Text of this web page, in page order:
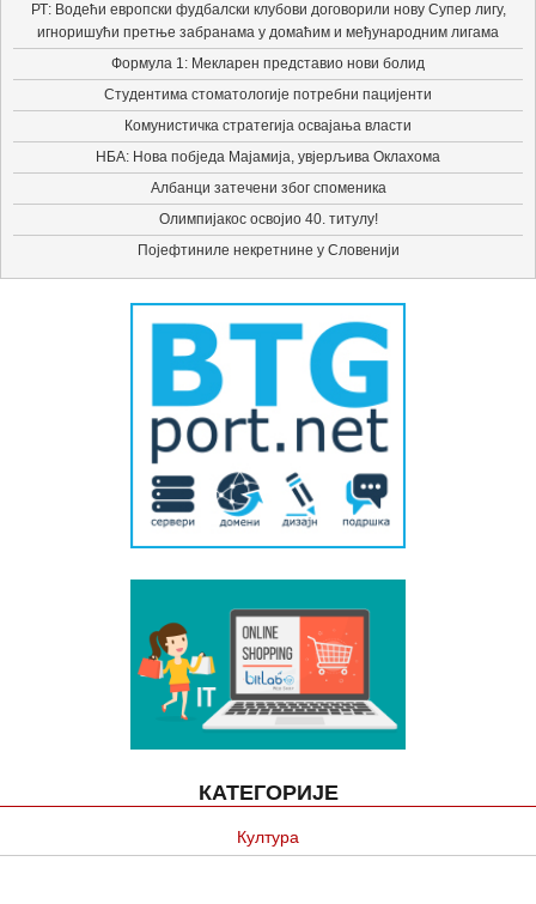
РТ: Водећи европски фудбалски клубови договорили нову Супер лигу,
игноришући претње забранама у домаћим и међународним лигама
Формула 1: Мекларен представио нови болид
Студентима стоматологије потребни пацијенти
Комунистичка стратегија освајања власти
НБА: Нова побједа Мајамија, увјерљива Оклахома
Албанци затечени због споменика
Олимпијакос освојио 40. титулу!
Појефтиниле некретнине у Словенији
КАТЕГОРИЈЕ
Култура